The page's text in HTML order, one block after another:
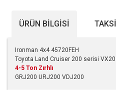
ÜRÜN BILGISI
Ironman 4x4 45720FEH
Toyota Land Cruiser 200 serisi
4-5 Ton Zırhlı
GRJ200 URJ200 VDJ200